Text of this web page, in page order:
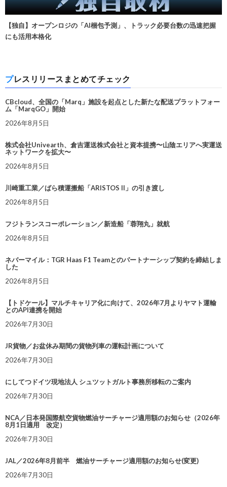
【独自】オープンロジの「AI梱包予測」、トラック必要台数の迅速把握
にも活用本格化
プレスリリースまとめてチェック
CBcloud、全国の「Marq」施設を起点とした新たな配送プラットフォー
ム「MarqGO」開始
2026年8月5日
株式会社Univearth、倉吉運送株式会社と資本提携〜山陰エリアへ実運送
ネットワークを拡大〜
2026年8月5日
川崎重工業／ばら積運搬船「ARISTOS II」の引き渡し
2026年8月5日
フジトランスコーポレーション／新造船「蓉翔丸」就航
2026年8月5日
ネバーマイル：TGR Haas F1 Teamとのパートナーシップ契約を締結しま
した
2026年8月5日
【トドケール】マルチキャリア化に向けて、2026年7月よりヤマト運輸
とのAPI連携を開始
2026年7月30日
JR貨物／お盆休み期間の貨物列車の運転計画について
2026年7月30日
にしてつドイツ現地法人 シュツットガルト事務所移転のご案内
2026年7月30日
NCA／日本発国際航空貨物燃油サーチャージ適用額のお知らせ（2026年
8月1日適用 改定）
2026年7月30日
JAL／2026年8月前半 燃油サーチャージ適用額のお知らせ(変更)
2026年7月30日